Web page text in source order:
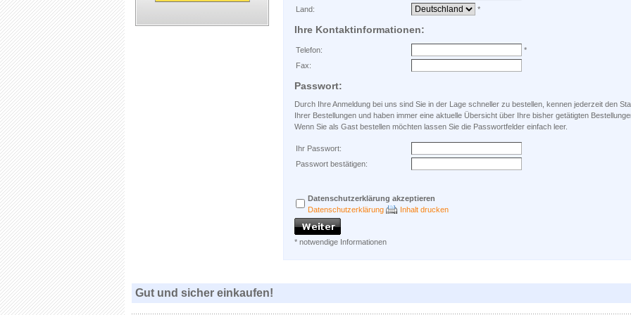
Land:
*
Ihre Kontaktinformationen:
Telefon:
*
Fax:
Passwort:
Durch Ihre Anmeldung bei uns sind Sie in der Lage schneller zu bestellen, kennen jederzeit den
Ihrer Bestellungen und haben immer eine aktuelle Übersicht über Ihre bisher getätigten
Wenn Sie als Gast bestellen möchten lassen Sie die Passwortfelder einfach leer.
Ihr Passwort:
Passwort bestätigen:
Datenschutzerklärung akzeptieren
Datenschutzerklärung
Inhalt drucken
* notwendige Informationen
Gut und sicher einkaufen!